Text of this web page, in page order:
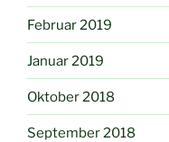
Februar 2019
Januar 2019
Oktober 2018
September 2018